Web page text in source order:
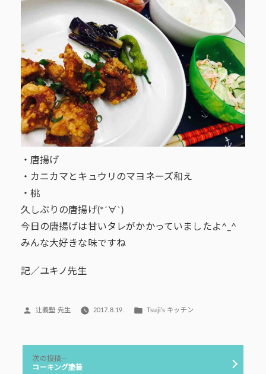
・唐揚げ
・カニカマとキュウリのマヨネーズ和え
・桃
久しぶりの唐揚げ(*´∀`)
今日の唐揚げは甘いタレがかかっていましたよ^_^
みんな大好きな味ですね
記／ユキノ先生
投
辻義塾 先生 2017.8.19.
カ
リ
Tsuji’s キッチン
次の投稿
の
コーキング塗装